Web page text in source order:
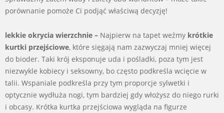
porównanie pomoże Ci podjąć właściwą decyzję!
lekkie okrycia wierzchnie – Najpierw na tapet weźmy krótkie
kurtki przejściowe, które sięgają nam zazwyczaj mniej więcej
do bioder. Taki krój eksponuje uda i pośladki, poza tym jest
niezwykle kobiecy i seksowny, bo często podkreśla wcięcie w
talii. Wspaniale podkreśla przy tym proporcje sylwetki i
optycznie wydłuża nogi, tym bardziej gdy włożysz do niego rurki
i obcasy. Krótka kurtka przejściowa wygląda na figurze